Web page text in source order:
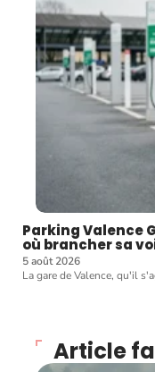
Parking Valence
où brancher sa
5 août 2026
La gare de Valence, qu'il
Article